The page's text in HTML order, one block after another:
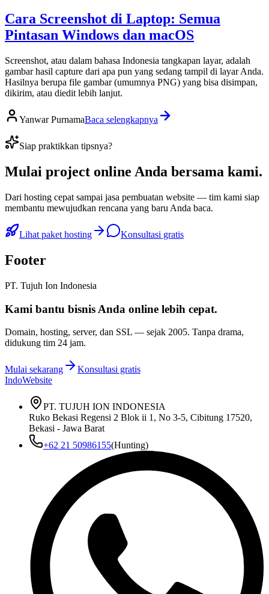
Cara Screenshot di Laptop: Semua
Pintasan Windows dan macOS
Screenshot, atau dalam bahasa Indonesia tangkapan layar, adalah
gambar hasil capture dari apa pun yang sedang tampil di layar Anda.
Hasilnya berupa file gambar (umumnya PNG) yang bisa disimpan,
dikirim, atau diedit lebih lanjut.
Yanwar PurnamaBaca selengkapnya
Siap praktikkan tipsnya?
Mulai project online Anda bersama kami.
Dari hosting cepat sampai jasa pembuatan website — tim kami siap
membantu mewujudkan rencana yang baru Anda baca.
Lihat paket hosting Konsultasi gratis
Footer
PT. Tujuh Ion Indonesia
Kami bantu bisnis Anda online lebih cepat.
Domain, hosting, server, dan SSL — sejak 2005. Tanpa drama,
didukung tim 24 jam.
Mulai sekarang
Konsultasi gratis
IndoWebsite
PT. TUJUH ION INDONESIA
Ruko Bekasi Regensi 2 Blok ii 1, No 3-5, Cibitung 17520,
Bekasi - Jawa Barat
+62 21 50986155(Hunting)